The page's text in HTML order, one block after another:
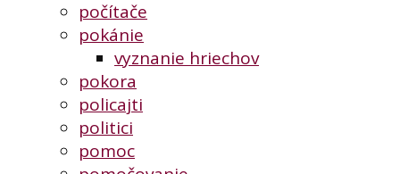
počítače
pokánie
vyznanie hriechov
pokora
policajti
politici
pomoc